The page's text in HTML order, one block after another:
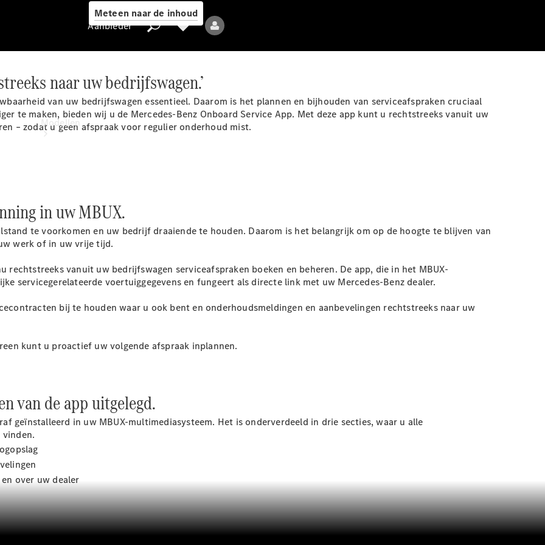
Meteen naar de inhoud
Aanbieder
Modellen
Alle modellen
modellen
Sprinter
Sprinter
Gesloten
Sprinter
Chassiscabine
Sprinter
Chassis -
Dubbelcabine
Aanbieder
naar uw bedrijfswagen.’
van uw bedrijfswagen essentieel. Daarom is het plannen en bijhouden van serviceafspraken cruciaal
te maken, bieden wij u de Mercedes-Benz Onboard Service App. Met deze app kunt u rechtstreeks vanuit uw
– zodat u geen afspraak voor regulier onderhoud mist.
in uw MBUX.
te voorkomen en uw bedrijf draaiende te houden. Daarom is het belangrijk om op de hoogte te blijven van
werk of in uw vrije tijd.
rechtstreeks vanuit uw bedrijfswagen serviceafspraken boeken en beheren. De app, die in het MBUX-
servicegerelateerde voertuiggegevens en fungeert als directe link met uw Mercedes-Benz dealer.
bij te houden waar u ook bent en onderhoudsmeldingen en aanbevelingen rechtstreeks naar uw
kunt u proactief uw volgende afspraak inplannen.
van de app uitgelegd.
geïnstalleerd in uw MBUX-multimediasysteem. Het is onderverdeeld in drie secties, waar u alle
over uw dealer